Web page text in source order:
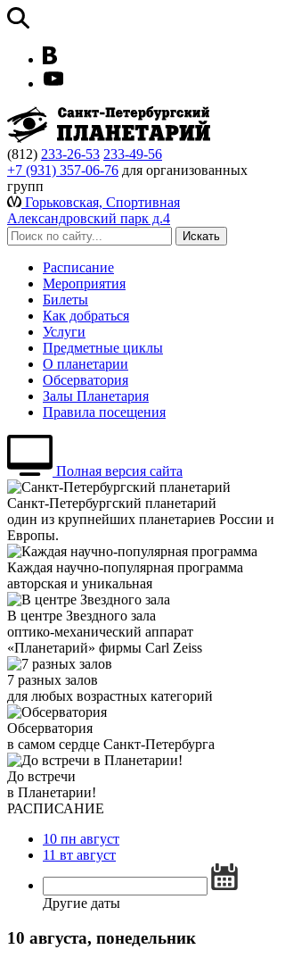
(812) 233-26-53 233-49-56
+7 (931) 357-06-76 для организованных
групп
Горьковская, Спортивная
Александровский парк д.4
Расписание
Мероприятия
Билеты
Как добраться
Услуги
Предметные циклы
О планетарии
Обсерватория
Залы Планетария
Правила посещения
Полная версия сайта
Санкт-Петербургский планетарий
один из крупнейших планетариев России и
Европы.
Каждая научно-популярная программа
авторская и уникальная
В центре Звездного зала
оптико-механический аппарат
«Планетарий» фирмы Carl Zeiss
7 разных залов
для любых возрастных категорий
Обсерватория
в самом сердце Санкт-Петербурга
До встречи
в Планетарии!
РАСПИСАНИЕ
10 пн август
11 вт август
Другие даты
10 августа, понедельник